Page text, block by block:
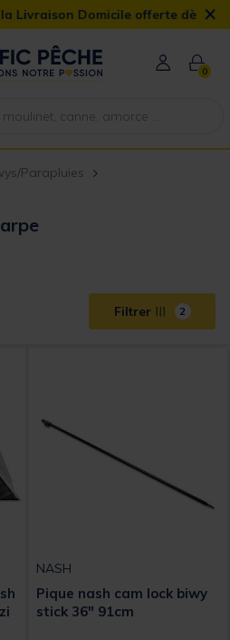
Domicile offerte dès 90€ ×
0
Parapluies
Filtrer 2
NASH
Pique nash cam lock biwy
stick 36" 91cm